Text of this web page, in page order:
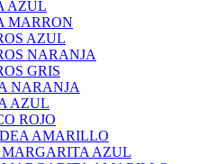
AZUL
MARRON
AZUL
NARANJA
GRIS
NARANJA
AZUL
ROJO
AMARILLO
AZUL